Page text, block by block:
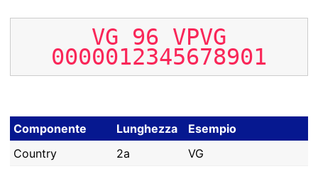
VG 96 VPVG
0000012345678901
Componente Lunghezza
Esempio
Country
2a
VG